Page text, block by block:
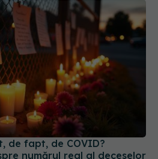
de fapt, de COVID?
numărul real al deceselor